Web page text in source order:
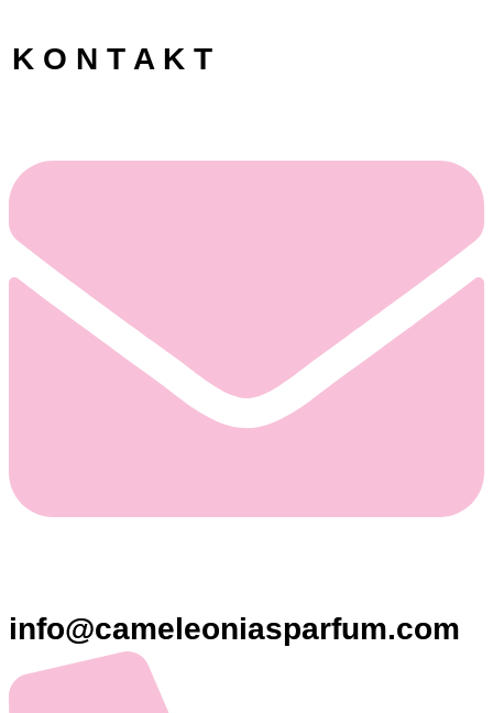
K O N T A K T
info@cameleoniasparfum.com